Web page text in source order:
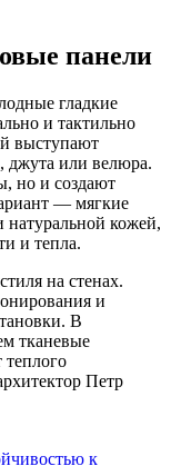
панели
гладкие
и тактильно
выступают
джута или велюра.
но и создают
— мягкие
натуральной кожей,
и тепла.
и
В
тканевые
Петр
к